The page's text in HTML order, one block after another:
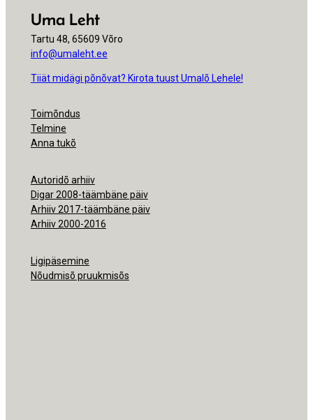
Uma Leht
Tartu 48, 65609 Võro
info@umaleht.ee
Tiiät midägi põnõvat? Kirota tuust Umalõ Lehele!
Toimõndus
Telmine
Anna tukõ
Autoridõ arhiiv
Digar 2008-täämbäne päiv
Arhiiv 2017-täämbäne päiv
Arhiiv 2000-2016
Ligipäsemine
Nõudmisõ pruukmisõs